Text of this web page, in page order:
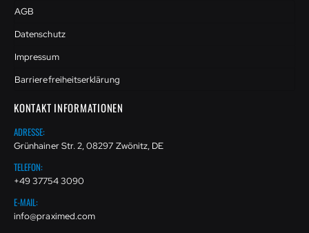
AGB
Datenschutz
Impressum
Barrierefreiheitserklärung
KONTAKT INFORMATIONEN
ADRESSE:
Grünhainer Str. 2, 08297 Zwönitz, DE
TELEFON:
+49 37754 3090
E-MAIL:
info@praximed.com